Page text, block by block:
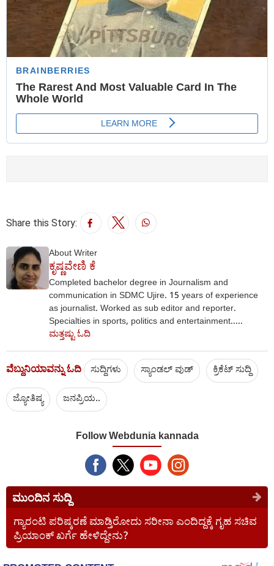
Share this Story:
About Writer
ಕೃಷ್ಣವೇಣಿ ಕೆ
Completed bachelor degree in Journalism and
communication in SDMC Ujire. 15 years of experience
as journalist. Worked as sub editor and reporter.
Specialties in sports, politics and entertainment.....
ಮತ್ತಷ್ಟು ಓದಿ
ವೆಬ್ದುನಿಯಾವನ್ನು ಓದಿ ಸುದ್ದಿಗಳು ಸ್ಯಾಂಡಲ್ ವುಡ್ ಕ್ರಿಕೆಟ್‌ ಸುದ್ದಿ
ಜ್ಯೋತಿಷ್ಯ ಜನಪ್ರಿಯ..
Follow Webdunia kannada
ಮುಂದಿನ ಸುದ್ದಿ
ಗ್ಯಾರಂಟಿ ಪರಿಷ್ಕರಣೆ ಮಾಡ್ತಿರೋದು ಸರೀನಾ ಎಂದಿದ್ದಕ್ಕೆ ಗೃಹ ಸಚಿವ
ಪ್ರಿಯಾಂಕ್ ಖರ್ಗೆ ಹೇಳಿದ್ದೇನು?